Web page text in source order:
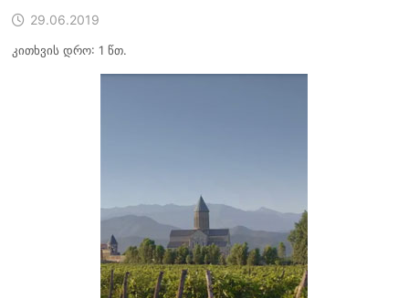
29.06.2019
კითხვის დრო: 1 წთ.